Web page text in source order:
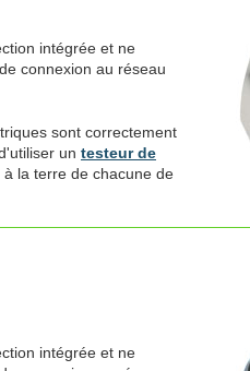
intégrée et ne
connexion au réseau
sont correctement
un testeur de
la terre de chacune de
intégrée et ne